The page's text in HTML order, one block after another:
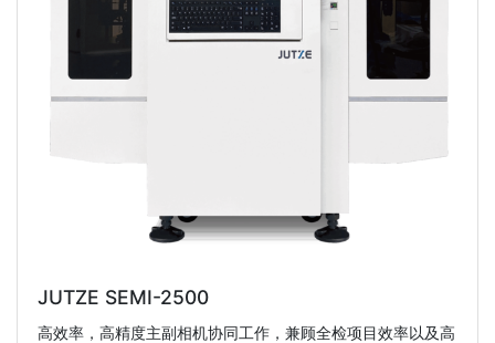
JUTZE SEMI-2500
高效率，高精度主副相机协同工作，兼顾全检项目效率以及高